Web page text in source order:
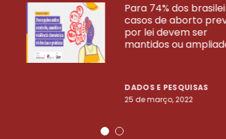
Para 74% dos
casos de aborto
por lei devem ser
mantidos ou
DADOS E PESQUISAS
25 de março, 2022
VEJA MAIS PESQUISAS